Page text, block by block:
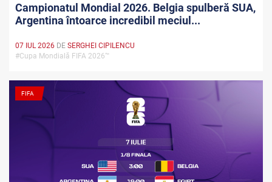
Campionatul Mondial 2026. Belgia spulberă SUA,
Argentina întoarce incredibil meciul...
07 IUL 2026 DE SERGHEI CIPILENCU
#Cupa Mondială FIFA 2026™
FIFA